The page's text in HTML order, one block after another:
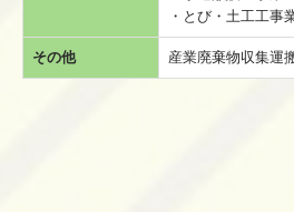
・とび・土工工事
その他 産業廃棄物収集運